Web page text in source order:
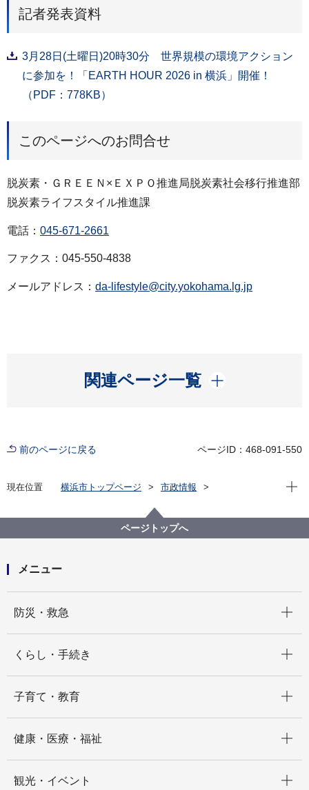
記者発表資料
3月28日(土曜日)20時30分 世界規模の環境アクション
に参加を！「EARTH HOUR 2026 in 横浜」開催！
（PDF：778KB）
このページへのお問合せ
脱炭素・ＧＲＥＥＮ×ＥＸＰＯ推進局脱炭素社会移行推進部
脱炭素ライフスタイル推進課
電話： 045-671-2661
ファクス：045-550-4838
メールアドレス： da-lifestyle@city.yokohama.lg.jp
関連ページ一覧
開く
前のページに戻る ページID：468-091-550
現在位置 横浜市トップページ
市政情報
脱炭素・GREEN×EXPO推進局
記者発表 2025年度
3月28日(土曜日)20時30分 世界規模の環境アクション
現在
ページトップへ
メニュー
防災・救急
くらし・手続き
子育て・教育
健康・医療・福祉
観光・イベント